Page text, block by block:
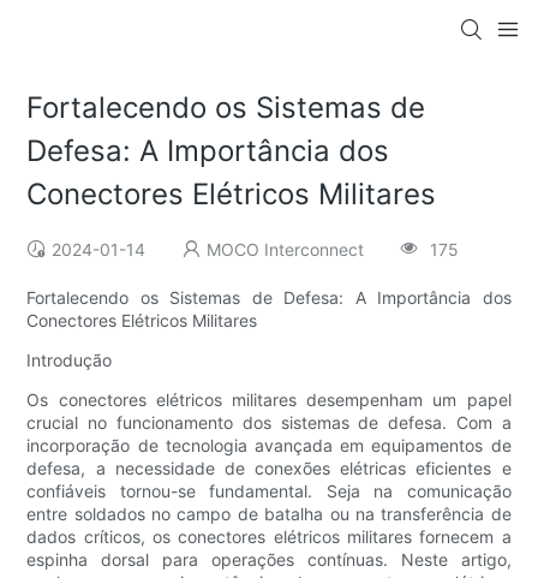
Fortalecendo os Sistemas de
Defesa: A Importância dos
Conectores Elétricos Militares
2024-01-14 MOCO Interconnect 175
Fortalecendo os Sistemas de Defesa: A Importância dos
Conectores Elétricos Militares
Introdução
Os conectores elétricos militares desempenham um papel
crucial no funcionamento dos sistemas de defesa. Com a
incorporação de tecnologia avançada em equipamentos de
defesa, a necessidade de conexões elétricas eficientes e
confiáveis ​​tornou-se fundamental. Seja na comunicação
entre soldados no campo de batalha ou na transferência de
dados críticos, os conectores elétricos militares fornecem a
espinha dorsal para operações contínuas. Neste artigo,